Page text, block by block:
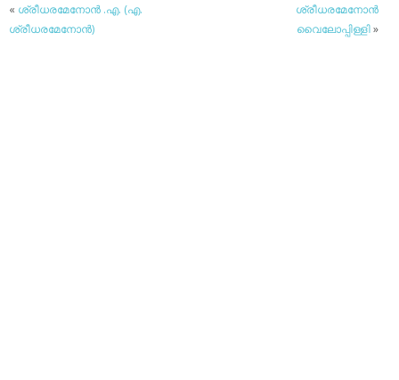
« ശ്രീധരമേനോന്‍ .എ. (എ.
ശ്രീധരമേനോൻ)
ശ്രീധരമേനോന്‍
വൈലോപ്പിള്ളി»